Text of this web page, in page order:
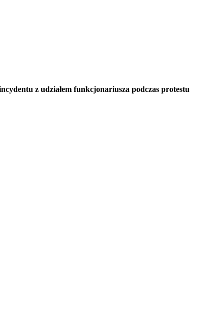
z udziałem funkcjonariusza podczas protestu